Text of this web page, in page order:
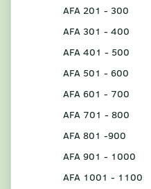
AFA 201 - 300
AFA 301 - 400
AFA 401 - 500
AFA 501 - 600
AFA 601 - 700
AFA 701 - 800
AFA 801 -900
AFA 901 - 1000
AFA 1001 - 1100